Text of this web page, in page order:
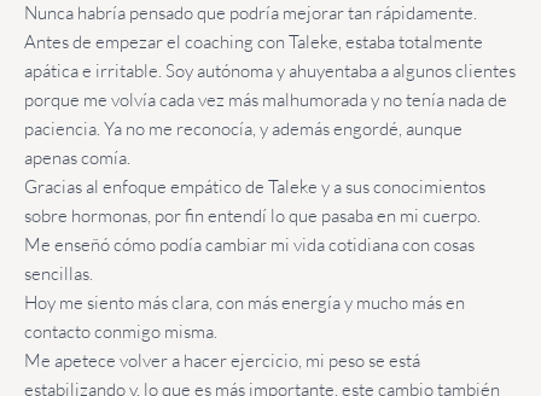
Nunca habría pensado que podría mejorar tan rápidamente.
Antes de empezar el coaching con Taleke, estaba totalmente
apática e irritable. Soy autónoma y ahuyentaba a algunos clientes
porque me volvía cada vez más malhumorada y no tenía nada de
paciencia. Ya no me reconocía, y además engordé, aunque
apenas comía.
Gracias al enfoque empático de Taleke y a sus conocimientos
sobre hormonas, por fin entendí lo que pasaba en mi cuerpo.
Me enseñó cómo podía cambiar mi vida cotidiana con cosas
sencillas.
Hoy me siento más clara, con más energía y mucho más en
contacto conmigo misma.
Me apetece volver a hacer ejercicio, mi peso se está
estabilizando y, lo que es más importante, este cambio también